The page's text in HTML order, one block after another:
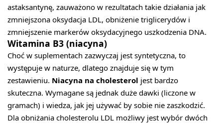
astaksantynę, zauważono w rezultatach takie działania jak
zmniejszona oksydacja LDL, obniżenie triglicerydów i
zmniejszenie markerów oksydacyjnego uszkodzenia DNA.
Witamina B3 (niacyna)
Choć w suplementach zazwyczaj jest syntetyczna, to
występuje w naturze, dlatego znajduje się w tym
zestawieniu. Niacyna na cholesterol
jest bardzo
skuteczna. Wymagane są jednak duże dawki (liczone w
gramach) i wiedza, jak jej używać by sobie nie zaszkodzić.
Dla obniżania cholesterolu LDL możliwy jest wybór dwóch